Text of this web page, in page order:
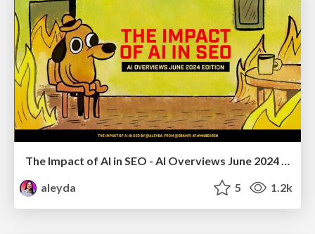
The Impact of AI in SEO - AI Overviews June 2024 Edition
aleyda
5 1.2k